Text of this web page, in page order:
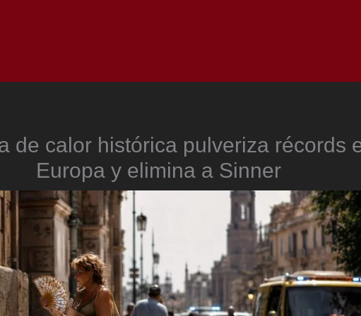
de calor histórica pulveriza récords
Europa y elimina a Sinner